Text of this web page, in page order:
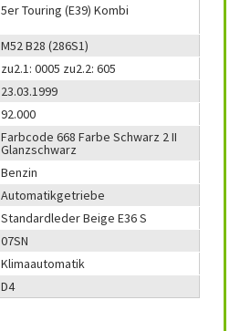
5er Touring (E39) Kombi
M52 B28 (286S1)
zu2.1: 0005 zu2.2: 605
23.03.1999
92.000
Farbcode 668 Farbe Schwarz 2 II
Glanzschwarz
Benzin
Automatikgetriebe
Standardleder Beige E36 S
07SN
Klimaautomatik
D4